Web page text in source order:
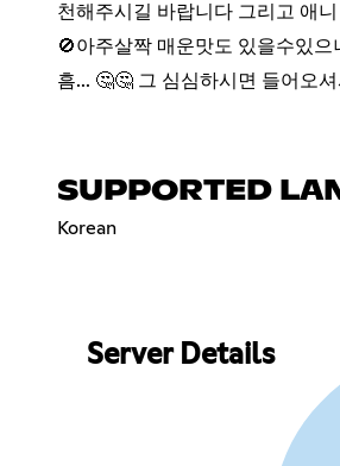
천해주시길 바랍니다 그리고 애
🚫아주살짝 매운맛도 있을수있
흠... 🤔🤔 그 심심하시면 들어오
SUPPORTED
Korean
Server Details